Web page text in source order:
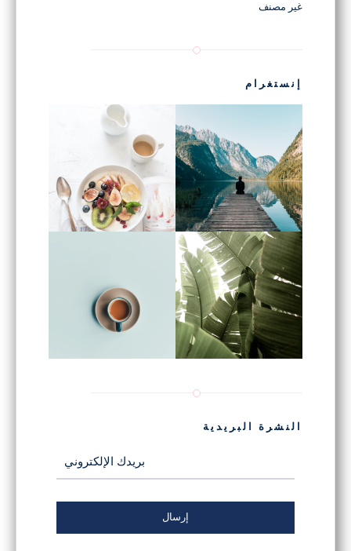
غير مصنف
إنستغرام
النشرة البريدية